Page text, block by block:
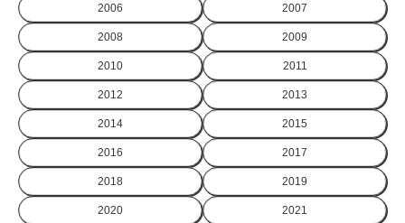
2006 2007
2008 2009
2010 2011
2012 2013
2014 2015
2016 2017
2018 2019
2020 2021